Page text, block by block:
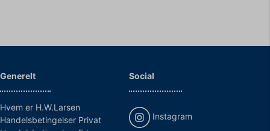
Generelt
Hvem er H.W.Larsen
Handelsbetingelser Privat
Social
Instagram